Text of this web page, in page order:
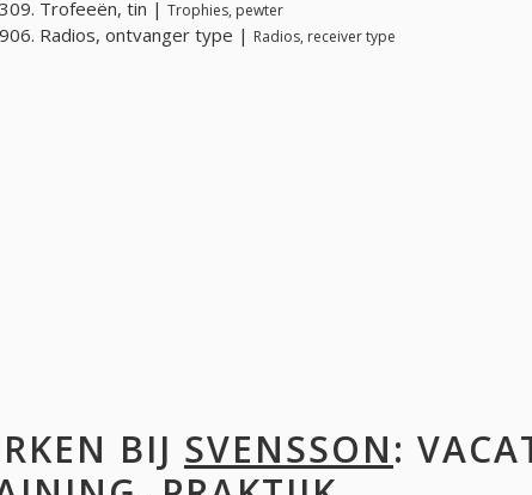
Trofeeën, tin | Trophies, pewter
Radios, ontvanger type | Radios, receiver type
BIJ SVENSSON: